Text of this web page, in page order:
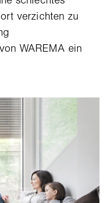
verzichten zu
von WAREMA ein